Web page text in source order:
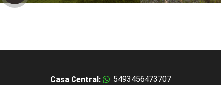
Casa Central: 5493456473707